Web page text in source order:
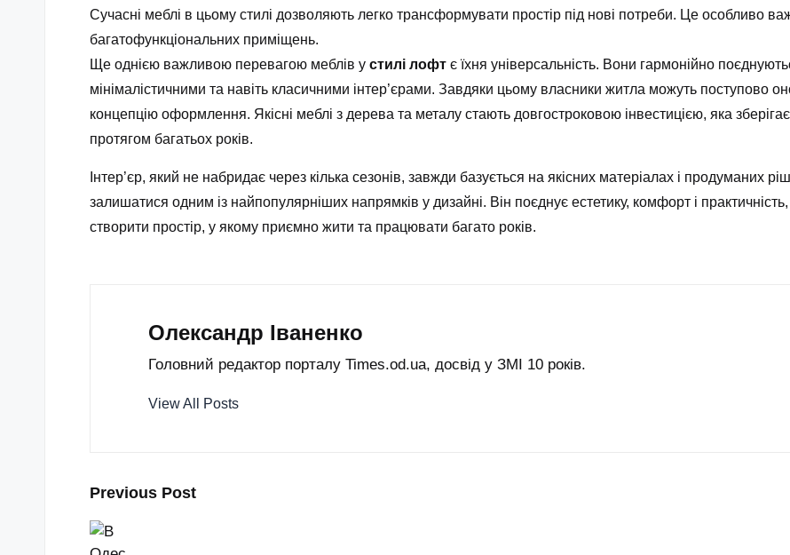
Сучасні меблі в цьому стилі дозволяють легко трансформувати простір під нові потреби. Це особливо
багатофункціональних приміщень.
Ще однією важливою перевагою меблів у стилі лофт є їхня універсальність. Вони гармонійно
мінімалістичними та навіть класичними інтер’єрами. Завдяки цьому власники житла можуть поступово
концепцію оформлення. Якісні меблі з дерева та металу стають довгостроковою інвестицією, яка
протягом багатьох років.
Інтер’єр, який не набридає через кілька сезонів, завжди базується на якісних матеріалах і
залишатися одним із найпопулярніших напрямків у дизайні. Він поєднує естетику, комфорт і
створити простір, у якому приємно жити та працювати багато років.
Олександр Іваненко
Головний редактор порталу Times.od.ua, досвід у ЗМІ 10 років.
View All Posts
Post
navigation
Previous Post